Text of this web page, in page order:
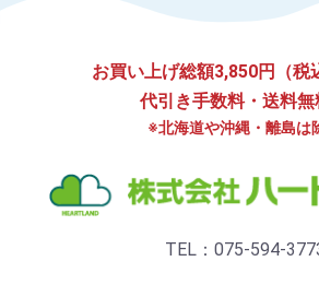
お買い上げ総額3,850円（税
代引き手数料・送料
※北海道や沖縄・離島は
TEL：075-594-